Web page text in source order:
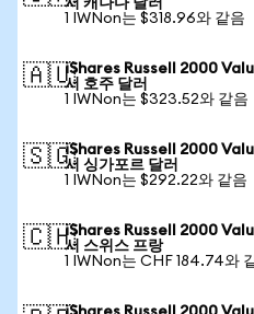
서 캐나다 달러
1 IWNon는 $318.96와 같음
🇦🇺iShares Russell 2000
서 호주 달러
1 IWNon는 $323.52와 같음
🇸🇬iShares Russell 2000
서 싱가포르 달러
1 IWNon는 $292.22와 같음
🇨🇭iShares Russell 2000
서 스위스 프랑
1 IWNon는 CHF 184.74와